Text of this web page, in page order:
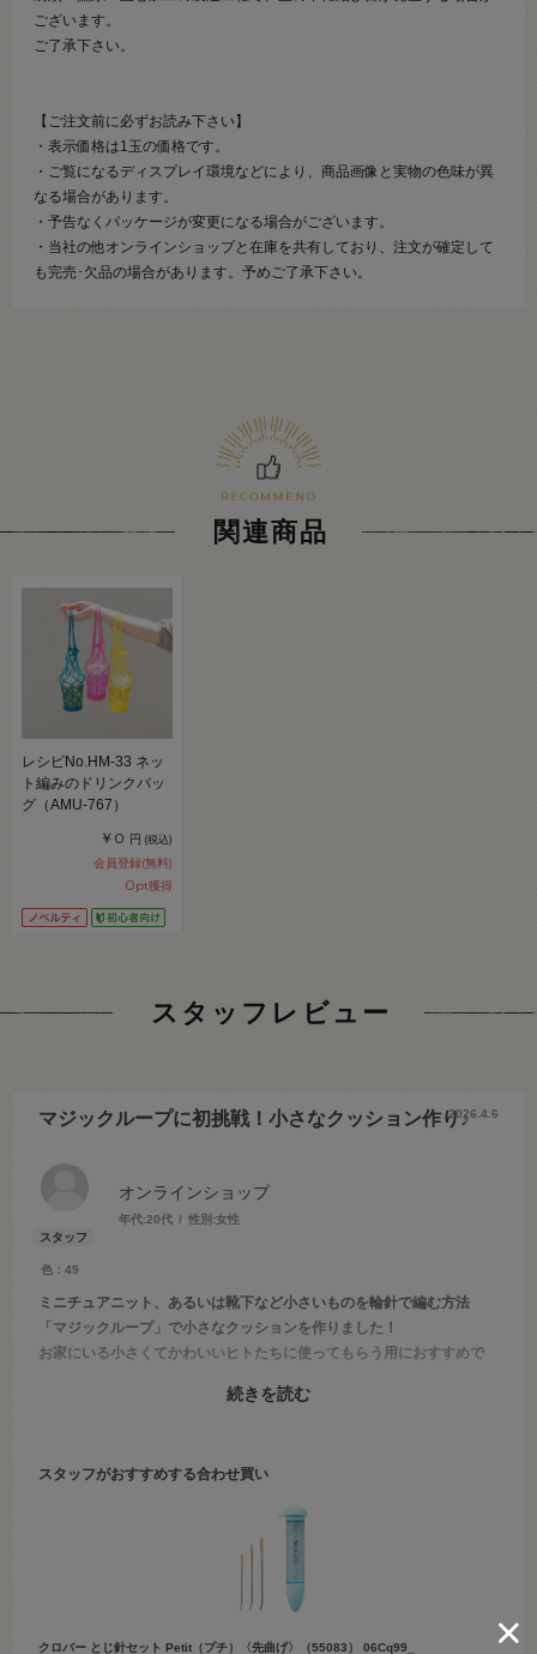
ございます。
ご了承下さい。
【ご注文前に必ずお読み下さい】
・表示価格は1玉の価格です。
・ご覧になるディスプレイ環境などにより、商品画像と実物の色味が異
なる場合があります。
・予告なくパッケージが変更になる場合がございます。
・当社の他オンラインショップと在庫を共有しており、注文が確定して
も完売･欠品の場合があります。予めご了承下さい。
関連商品
レシピNo.HM-33 ネッ
ト編みのドリンクバッ
グ（AMU-767）
￥0 円 (税込)
会員登録(無料)
0pt獲得
スタッフレビュー
オンラインショップ
年代:20代 性別:女性
色：49
2026.4.6
マジックループに初挑戦！小さなクッション作り♪
ミニチュアニット、あるいは靴下など小さいものを輪針で編む方法
「マジックループ」で小さなクッションを作りました！
お家にいる小さくてかわいいヒトたちに使ってもらう用におすすめで
2026年2月26日の町田店のブログにてご紹介しております。
続きを読む
スタッフがおすすめする合わせ買い
クロバー とじ針セット Petit（プチ）〈先曲げ〉（55083） 06Cq99_ クロ